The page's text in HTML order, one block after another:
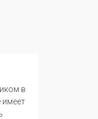
в